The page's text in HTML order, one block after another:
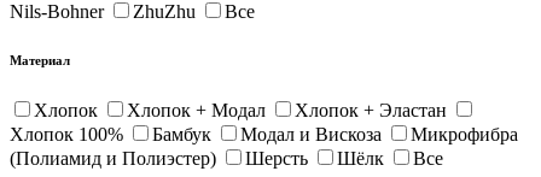
Nils-Bohner
ZhuZhu Все
Материал
Хлопок Хлопок + Модал
Хлопок + Эластан
Хлопок 100%
Бамбук Модал и Вискоза
Микрофибра
(Полиамид и Полиэстер)
Шерсть Шёлк Все